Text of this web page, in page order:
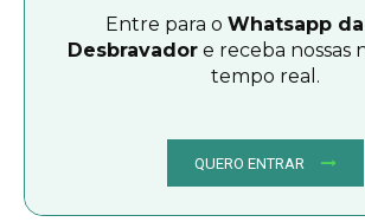
Entre para o Whatsapp
Desbravador e receba nossas
tempo real.
QUERO ENTRAR